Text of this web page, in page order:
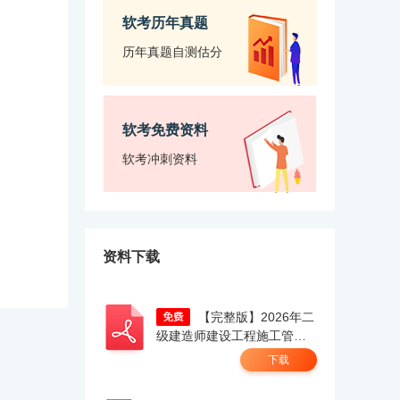
软考历年真题
历年真题自测估分
软考免费资料
软考冲刺资料
资料下载
级建造师建设工程施工管理
真题答案及解析（考生回忆
下载